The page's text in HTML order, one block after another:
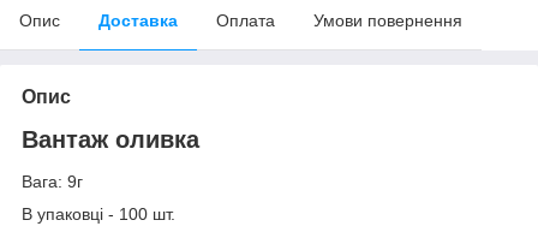
Опис Доставка Оплата Умови повернення
Опис
Вантаж оливка
Вага: 9г
В упаковці - 100 шт.